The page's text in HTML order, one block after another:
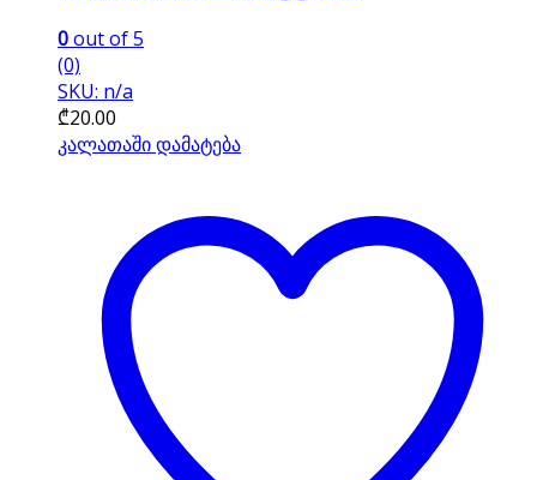
0out of 5
(0)
SKU: n/a
₾20.00
კალათაში დამატება